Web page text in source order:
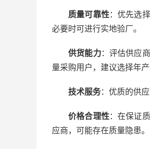
质量可靠性：优先选
必要时可进行实地验厂。
供货能力：评估供应
量采购用户，建议选择年
技术服务：优质的供
价格合理性：在保证
应商，可能存在质量隐患。